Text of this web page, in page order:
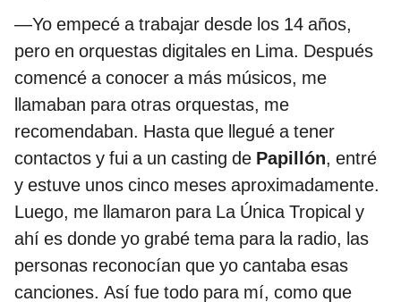
—Yo empecé a trabajar desde los 14 años,
pero en orquestas digitales en Lima. Después
comencé a conocer a más músicos, me
llamaban para otras orquestas, me
recomendaban. Hasta que llegué a tener
contactos y fui a un casting de Papillón, entré
y estuve unos cinco meses aproximadamente.
Luego, me llamaron para La Única Tropical y
ahí es donde yo grabé tema para la radio, las
personas reconocían que yo cantaba esas
canciones. Así fue todo para mí, como que